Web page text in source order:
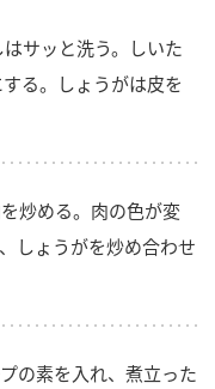
サッと洗う。しいた
する。しょうがは皮を
炒める。肉の色が変
しょうがを炒め合わせ
の素を入れ、煮立った